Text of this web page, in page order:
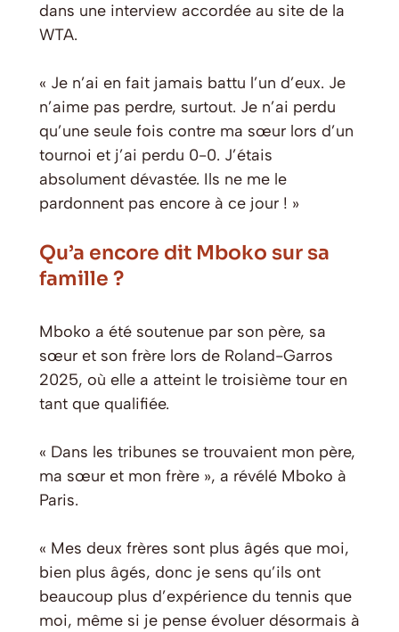
dans une interview accordée au site de la
WTA.
« Je n’ai en fait jamais battu l’un d’eux. Je
n’aime pas perdre, surtout. Je n’ai perdu
qu’une seule fois contre ma sœur lors d’un
tournoi et j’ai perdu 0-0. J’étais
absolument dévastée. Ils ne me le
pardonnent pas encore à ce jour ! »
Qu’a encore dit Mboko sur sa
famille ?
Mboko a été soutenue par son père, sa
sœur et son frère lors de Roland-Garros
2025, où elle a atteint le troisième tour en
tant que qualifiée.
« Dans les tribunes se trouvaient mon père,
ma sœur et mon frère », a révélé Mboko à
Paris.
« Mes deux frères sont plus âgés que moi,
bien plus âgés, donc je sens qu’ils ont
beaucoup plus d’expérience du tennis que
moi, même si je pense évoluer désormais à